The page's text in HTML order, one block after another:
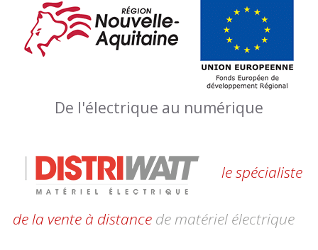
De l'électrique au numérique
le spécialiste
de la vente à distance de matériel électrique